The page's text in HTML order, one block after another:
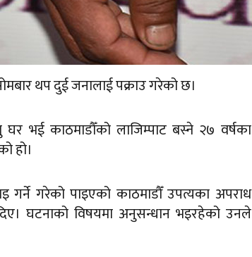
थप दुई जनालाई पक्राउ गरेको छ।
भई काठमाडौँको लाजिम्पाट बस्ने २७ वर्षका
हो।
गर्ने गरेको पाइएको काठमाडौँ उपत्यका अपराध
घटनाको विषयमा अनुसन्धान भइरहेको उनले